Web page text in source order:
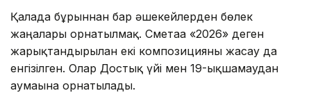
Қалада бұрыннан бар әшекейлерден бөлек
жаңалары орнатылмақ. Сметаға «2026» деген
жарықтандырылған екі композицияны жасау да
енгізілген. Олар Достық үйі мен 19-ықшамаудан
аумағына орнатылады.